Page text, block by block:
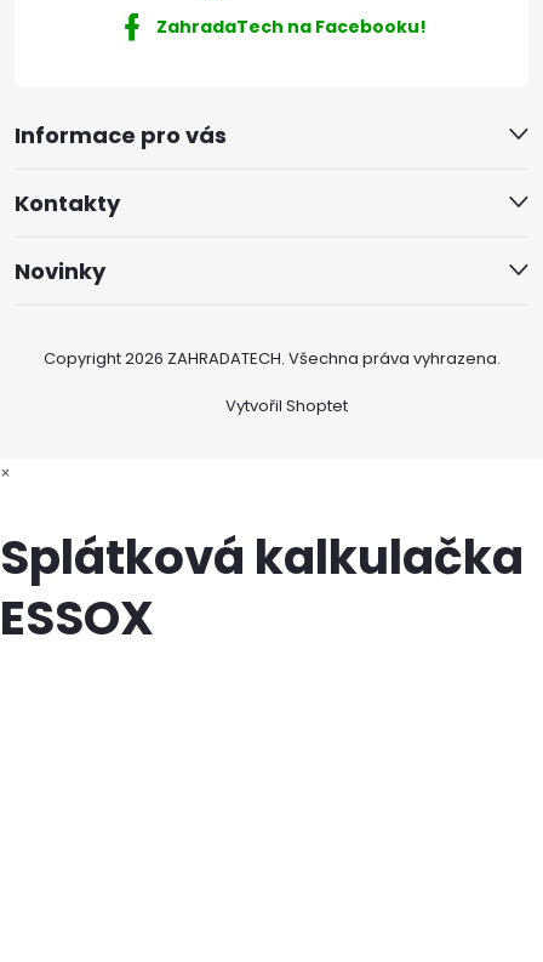
Informace pro vás
Kontakty
Novinky
ZahradaTech na Facebooku!
Vytvořil Shoptet
Copyright 2026 ZAHRADATECH. Všechna práva vyhrazena.
×
Splátková kalkulačka
ESSOX